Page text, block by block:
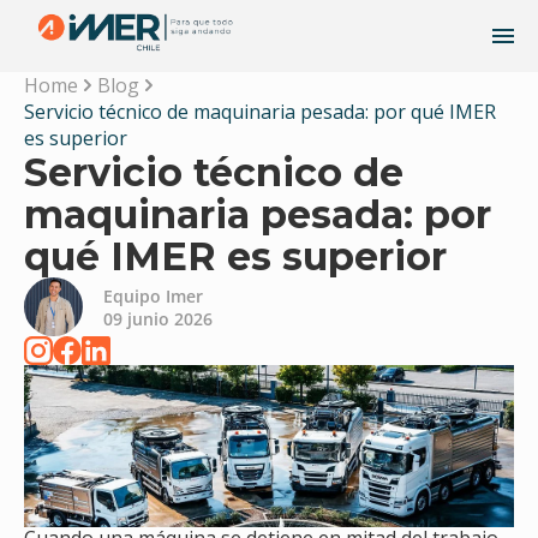
Home
Blog
Servicio técnico de maquinaria pesada: por qué IMER
es superior
Servicio técnico de
maquinaria pesada: por
qué IMER es superior
Equipo Imer
09 junio 2026